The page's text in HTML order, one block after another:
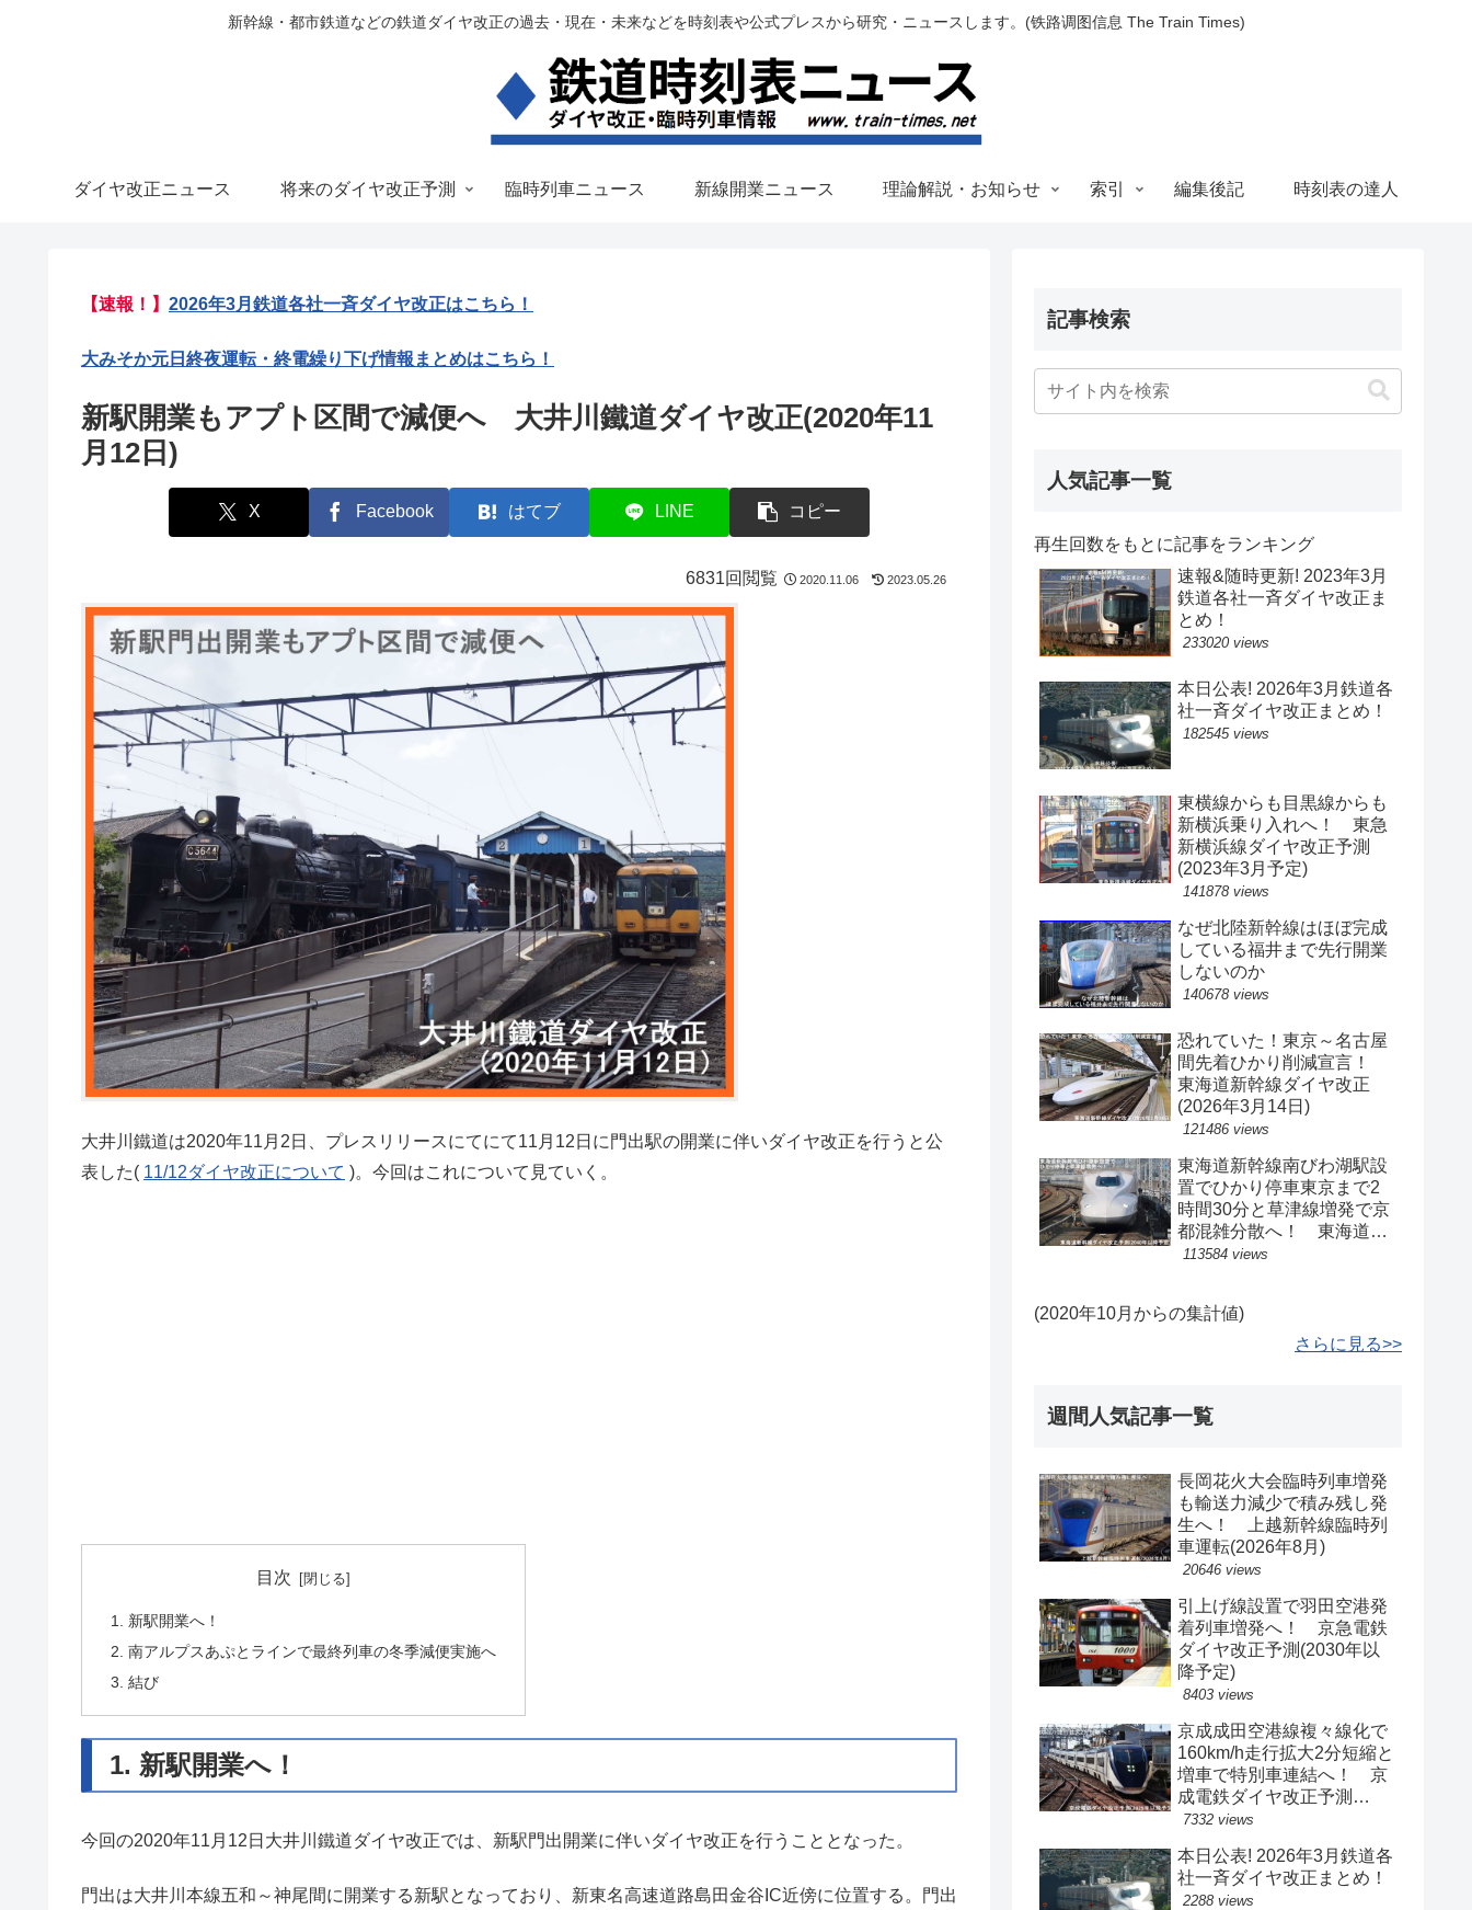
新幹線・都市鉄道などの鉄道ダイヤ改正の過去・現在・未来などを時刻表や公式プレスから研究・ニュースします。(铁路调图信息 The Train Times)
ダイヤ改正ニュース 将来のダイヤ改正予測 臨時列車ニュース 新線開業ニュース 理論解説・お知らせ 索引 編集後記 時刻表の達人
【速報！】 2026年3月鉄道各社一斉ダイヤ改正はこちら！
大みそか元日終夜運転・終電繰り下げ情報まとめはこちら！
新駅開業もアプト区間で減便へ 大井川鐵道ダイヤ改正(2020年11
月12日)
X Facebook はてブ LINE コピー
6831回閲覧 2020.11.06 2023.05.26
大井川鐵道は2020年11月2日、プレスリリースにてにて11月12日に門出駅の開業に伴いダイヤ改正を行うと公
表した( 11/12ダイヤ改正について )。今回はこれについて見ていく。
目次
1. 新駅開業へ！
2. 南アルプスあぷとラインで最終列車の冬季減便実施へ
3. 結び
1. 新駅開業へ！
今回の2020年11月12日大井川鐵道ダイヤ改正では、新駅門出開業に伴いダイヤ改正を行うこととなった。
門出は大井川本線五和～神尾間に開業する新駅となっており、新東名高速道路島田金谷IC近傍に位置する。門出
記事検索
人気記事一覧
再生回数をもとに記事をランキング
速報&随時更新! 2023年3月
鉄道各社一斉ダイヤ改正ま
とめ！
233020 views
本日公表! 2026年3月鉄道各
社一斉ダイヤ改正まとめ！
182545 views
東横線からも目黒線からも
新横浜乗り入れへ！ 東急
新横浜線ダイヤ改正予測
(2023年3月予定)
141878 views
なぜ北陸新幹線はほぼ完成
している福井まで先行開業
しないのか
140678 views
恐れていた！東京～名古屋
間先着ひかり削減宣言！
東海道新幹線ダイヤ改正
(2026年3月14日)
121486 views
東海道新幹線南びわ湖駅設
置でひかり停車東京まで2
時間30分と草津線増発で京
都混雑分散へ！ 東海道新
幹線ダイヤ改正予測(2040
113584 views
(2020年10月からの集計値)
さらに見る>>
週間人気記事一覧
長岡花火大会臨時列車増発
も輸送力減少で積み残し発
生へ！ 上越新幹線臨時列
車運転(2026年8月)
20646 views
引上げ線設置で羽田空港発
着列車増発へ！ 京急電鉄
ダイヤ改正予測(2030年以
降予定)
8403 views
京成成田空港線複々線化で
160km/h走行拡大2分短縮と
増車で特別車連結へ！ 京
成電鉄ダイヤ改正予測
(2029年以降予定)
7332 views
本日公表! 2026年3月鉄道各
社一斉ダイヤ改正まとめ！
2288 views